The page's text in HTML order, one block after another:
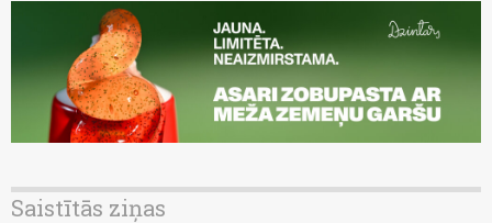
Saistītās ziņas